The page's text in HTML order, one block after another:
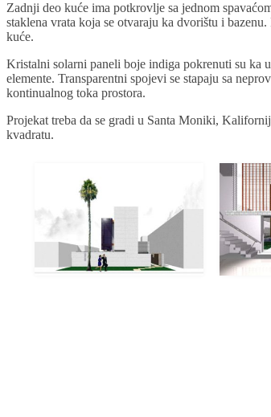
Zadnji deo kuće ima potkrovlje sa jednom
staklena vrata koja se otvaraju ka dvorištu i
kuće.
Kristalni solarni paneli boje indiga pokrenuti su ka
elemente. Transparentni spojevi se stapaju sa
kontinualnog toka prostora.
Projekat treba da se gradi u Santa Moniki,
kvadratu.